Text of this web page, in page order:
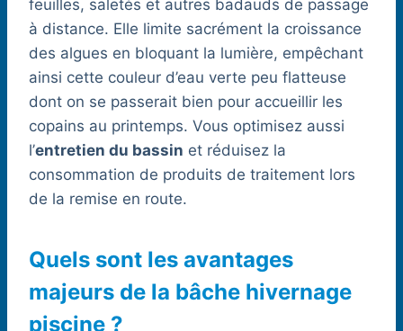
feuilles, saletés et autres badauds de passage
à distance. Elle limite sacrément la croissance
des algues en bloquant la lumière, empêchant
ainsi cette couleur d’eau verte peu flatteuse
dont on se passerait bien pour accueillir les
copains au printemps. Vous optimisez aussi
l’entretien du bassin et réduisez la
consommation de produits de traitement lors
de la remise en route.
Quels sont les avantages
majeurs de la bâche hivernage
piscine ?